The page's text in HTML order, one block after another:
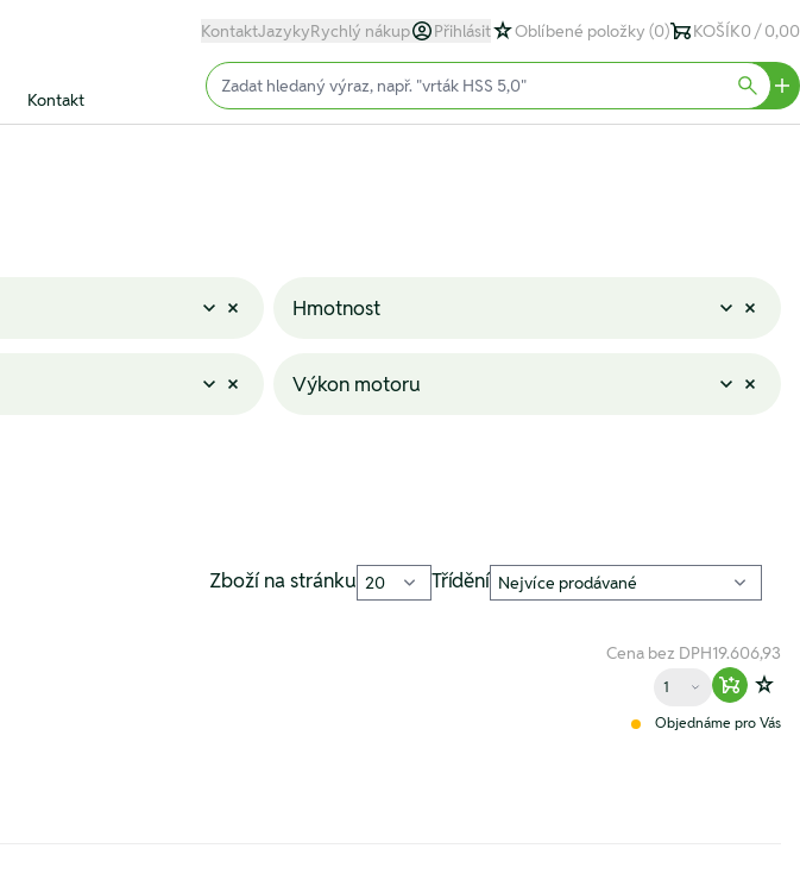
KontaktJazykyRychlý nákup Přihlásit Oblíbené položky (0) KOŠÍK0 / 0,00
Kontakt
Input (text)
Hmotnost
Výkon motoru
Zboží na stránku Třídění
Cena bez DPH19.606,93
Množství
Zur
Objednáme pro Vás